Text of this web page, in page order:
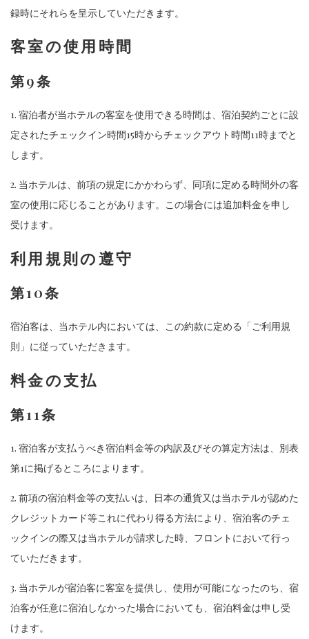
録時にそれらを呈示していただきます。
客室の使用時間
第9条
1. 宿泊者が当ホテルの客室を使用できる時間は、宿泊契約ごとに設
定されたチェックイン時間15時からチェックアウト時間11時までと
します。
2. 当ホテルは、前項の規定にかかわらず、同項に定める時間外の客
室の使用に応じることがあります。この場合には追加料金を申し
受けます。
利用規則の遵守
第10条
宿泊客は、当ホテル内においては、この約款に定める「ご利用規
則」に従っていただきます。
料金の支払
第11条
1. 宿泊客が支払うべき宿泊料金等の内訳及びその算定方法は、別表
第1に掲げるところによります。
2. 前項の宿泊料金等の支払いは、日本の通貨又は当ホテルが認めた
クレジットカード等これに代わり得る方法により、宿泊客のチェ
ックインの際又は当ホテルが請求した時、フロントにおいて行っ
ていただきます。
3. 当ホテルが宿泊客に客室を提供し、使用が可能になったのち、宿
泊客が任意に宿泊しなかった場合においても、宿泊料金は申し受
けます。